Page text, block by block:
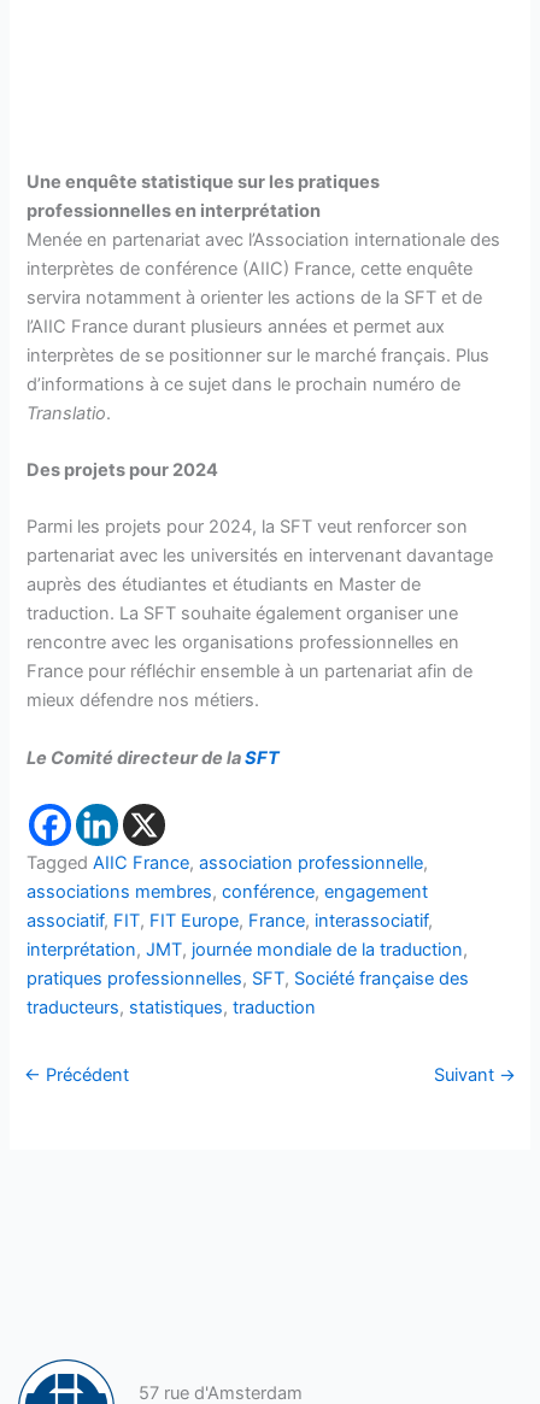
Une enquête statistique sur les pratiques
professionnelles en interprétation
Menée en partenariat avec l’Association internationale des
interprètes de conférence (AIIC) France, cette enquête
servira notamment à orienter les actions de la SFT et de
l’AIIC France durant plusieurs années et permet aux
interprètes de se positionner sur le marché français. Plus
d’informations à ce sujet dans le prochain numéro de
Translatio.
Des projets pour 2024
Parmi les projets pour 2024, la SFT veut renforcer son
partenariat avec les universités en intervenant davantage
auprès des étudiantes et étudiants en Master de
traduction. La SFT souhaite également organiser une
rencontre avec les organisations professionnelles en
France pour réfléchir ensemble à un partenariat afin de
mieux défendre nos métiers.
Le Comité directeur de laSFT
TaggedAIIC France,association professionnelle,
associations membres,conférence,engagement
associatif, FIT, FIT Europe, France, interassociatif,
interprétation,JMT, journée mondiale de la traduction,
pratiques professionnelles, SFT, Société française des
traducteurs, statistiques,traduction
← Précédent Suivant →
57 rue d'Amsterdam